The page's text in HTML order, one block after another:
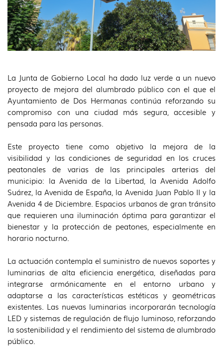
La Junta de Gobierno Local ha dado luz verde a un nuevo
proyecto de mejora del alumbrado público con el que el
Ayuntamiento de Dos Hermanas continúa reforzando su
compromiso con una ciudad más segura, accesible y
pensada para las personas.
Este proyecto tiene como objetivo la mejora de la
visibilidad y las condiciones de seguridad en los cruces
peatonales de varias de las principales arterias del
municipio: la Avenida de la Libertad, la Avenida Adolfo
Suárez, la Avenida de España, la Avenida Juan Pablo II y la
Avenida 4 de Diciembre. Espacios urbanos de gran tránsito
que requieren una iluminación óptima para garantizar el
bienestar y la protección de peatones, especialmente en
horario nocturno.
La actuación contempla el suministro de nuevos soportes y
luminarias de alta eficiencia energética, diseñadas para
integrarse armónicamente en el entorno urbano y
adaptarse a las características estéticas y geométricas
existentes. Las nuevas luminarias incorporarán tecnología
LED y sistemas de regulación de flujo luminoso, reforzando
la sostenibilidad y el rendimiento del sistema de alumbrado
público.